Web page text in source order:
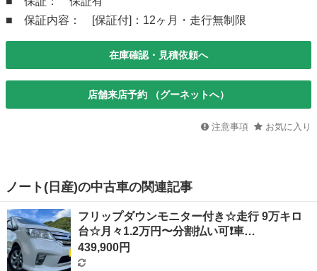
■ 保証内容： [保証付]：12ヶ月・走行無制限
在庫確認・見積依頼へ
店舗来店予約 （グーネットへ）
注意事項 お気に入り
ノート(日産)の中古車の関連記事
フリップダウンモニター付き☆走行 9万キロ
台☆月々1.2万円〜分割払い可❗️車…
439,900円